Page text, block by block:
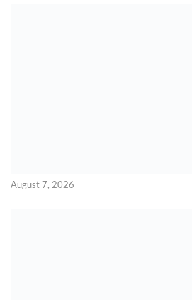
August 7, 2026